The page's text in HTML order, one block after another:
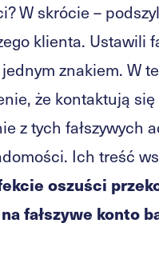
W skrócie –
klienta. Ustawili
znakiem. W
że kontaktują
z tych fałszywych
Ich treść
oszuści
fałszywe konto